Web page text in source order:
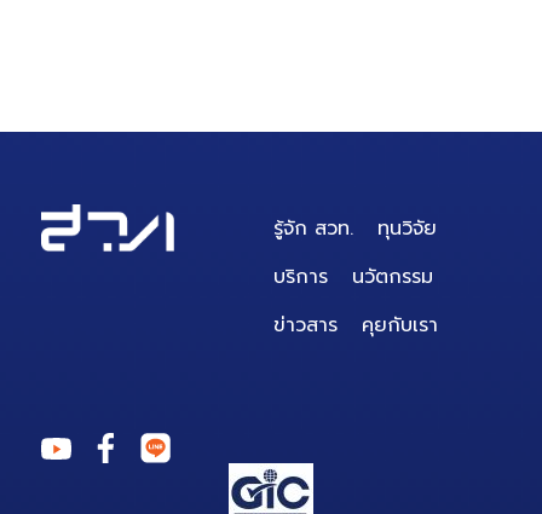
รู้จัก สวท.
ทุนวิจัย
บริการ
นวัตกรรม
ข่าวสาร
คุยกับเรา